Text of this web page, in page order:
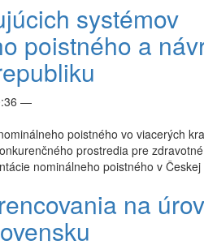
systémov
poistného a
—
poistného vo viacerých
prostredia pre
nominálneho poistného v
na